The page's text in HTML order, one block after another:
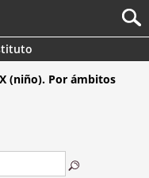
(niño). Por ámbitos